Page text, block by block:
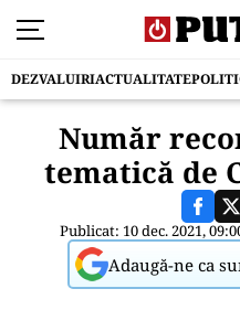
DEZVALUIRIACTUALITATE
Număr
tematică de
Publicat: 10 dec. 2021,
Adaugă-ne ca